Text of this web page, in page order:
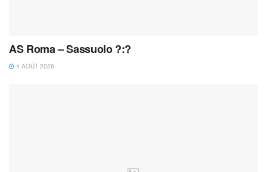
AS Roma – Sassuolo ?:?
4 AOÛT 2026